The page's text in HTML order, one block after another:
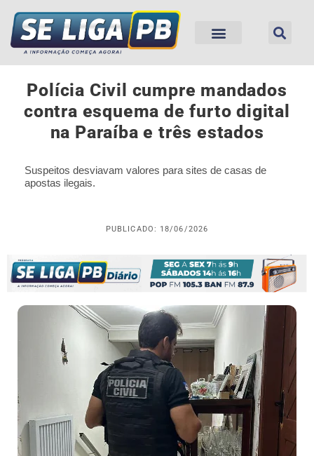
Polícia Civil cumpre mandados
contra esquema de furto digital
na Paraíba e três estados
Suspeitos desviavam valores para sites de casas de
apostas ilegais.
PUBLICADO: 18/06/2026